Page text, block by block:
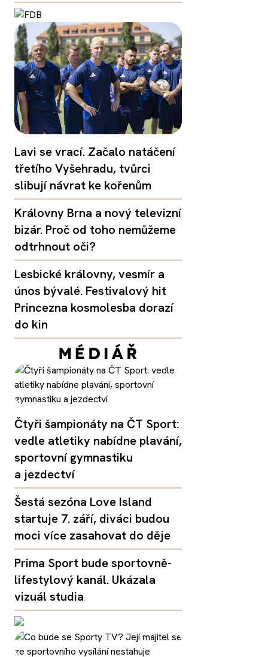
Lavi se vrací. Začalo natáčení
třetího Vyšehradu, tvůrci
slibují návrat ke kořenům
Královny Brna a nový televizní
bizár. Proč od toho nemůžeme
odtrhnout oči?
Lesbické královny, vesmír a
únos bývalé. Festivalový hit
Princezna kosmolesba dorazí
do kin
Čtyři šampionáty na ČT Sport:
vedle atletiky nabídne plavání,
sportovní gymnastiku
a jezdectví
Šestá sezóna Love Island
startuje 7. září, diváci budou
moci více zasahovat do děje
Prima Sport bude sportovně-
lifestylový kanál. Ukázala
vizuál studia